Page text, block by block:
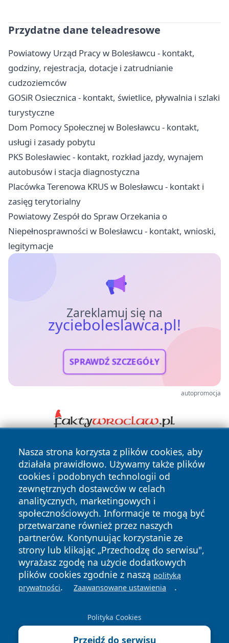
Przydatne dane teleadresowe
Powiatowy Urząd Pracy w Bolesławcu - kontakt,
godziny, rejestracja, dotacje i zatrudnianie
cudzoziemców
GOSiR Osiecznica - kontakt, świetlice, pływalnia i szlaki
turystyczne
Dom Pomocy Społecznej w Bolesławcu - kontakt,
usługi i zasady pobytu
PKS Bolesławiec - kontakt, rozkład jazdy, wynajem
autobusów i stacja diagnostyczna
Placówka Terenowa KRUS w Bolesławcu - kontakt i
zasięg terytorialny
Powiatowy Zespół do Spraw Orzekania o
Niepełnosprawności w Bolesławcu - kontakt, wnioski,
legitymacje
Zareklamuj się na
zycieboleslawca.pl!
SPRAWDŹ SZCZEGÓŁY
autopromocja
Nasza strona korzysta z plików cookies, aby
działała prawidłowo. Używamy także plików
cookies i podobnych technologii od
zewnętrznych dostawców w celach
analitycznych, marketingowych i
społecznościowych. Informacje te mogą być
przetwarzane również przez naszych
partnerów. Kontynuując korzystanie ze
strony lub klikając „Przechodzę do serwisu",
wyrażasz zgodę na użycie dodatkowych
plików cookies zgodnie z naszą polityką
prywatności. Zaawansowane ustawienia .
Polityka Cookies
Przejdź do serwisu
Copyright © 2026 zycieboleslawca.pl Wszystkie prawa
zastrzeżone.
News Autorzy
Polityka
Prywatności
Polityka
Cookies